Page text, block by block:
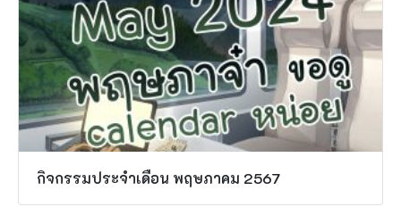
กิจกรรมประจำเดือน พฤษภาคม 2567